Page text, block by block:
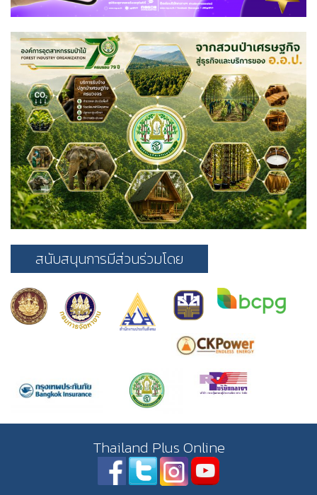
สนับสนุนการมีส่วนร่วมโดย
Thailand Plus Online